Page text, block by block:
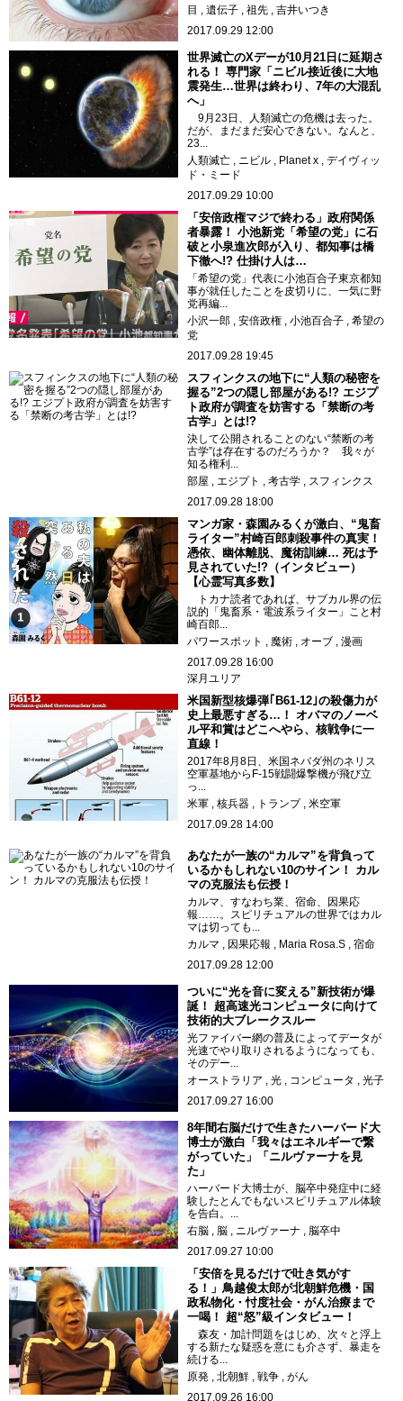
目
遺伝子 祖先
吉井いつき
2017.09.29 12:00
世界滅亡のXデーが10月21日に延期さ
れる！ 専門家「ニビル接近後に大地
震発生…世界は終わり、7年の大混乱
へ」
9月23日、人類滅亡の危機は去った。
だが、まだまだ安心できない。なんと、
23...
人類滅亡
ニビル Planet x
デイヴィッ
ド・ミード
2017.09.29 10:00
「安倍政権マジで終わる」政府関係
者暴露！ 小池新党「希望の党」に石
破と小泉進次郎が入り、都知事は橋
下徹へ!? 仕掛け人は…
「希望の党」代表に小池百合子東京都知
事が就任したことを皮切りに、一気に野
党再編...
小沢一郎
安倍政権 小池百合子
希望の
党
2017.09.28 19:45
スフィンクスの地下に“人類の秘密を
握る”2つの隠し部屋がある!? エジプ
ト政府が調査を妨害する「禁断の考
古学」とは!?
決して公開されることのない“禁断の考
古学”は存在するのだろうか？ 我々が
知る権利...
部屋
エジプト 考古学
スフィンクス
2017.09.28 18:00
マンガ家・森園みるくが激白、“鬼畜
ライター”村崎百郎刺殺事件の真実！
憑依、幽体離脱、魔術訓練… 死は予
見されていた!?（インタビュー）
【心霊写真多数】
トカナ読者であれば、サブカル界の伝
説的「鬼畜系・電波系ライター」こと村
崎百郎...
パワースポット
魔術 オーブ
漫画
2017.09.28 16:00
深月ユリア
米国新型核爆弾｢B61-12｣の殺傷力が
史上最悪すぎる…！ オバマのノーベ
ル平和賞はどこへやら、核戦争に一
直線！
2017年8月8日、米国ネバダ州のネリス
空軍基地からF-15戦闘爆撃機が飛び立
っ...
米軍
核兵器 トランプ
米空軍
2017.09.28 14:00
あなたが一族の“カルマ”を背負って
いるかもしれない10のサイン！ カル
マの克服法も伝授！
カルマ、すなわち業、宿命、因果応
報……。スピリチュアルの世界ではカル
マは切っても...
カルマ
因果応報 Maria Rosa.S
宿命
2017.09.28 12:00
ついに“光を音に変える”新技術が爆
誕！ 超高速光コンピュータに向けて
技術的大ブレークスルー
光ファイバー網の普及によってデータが
光速でやり取りされるようになっても、
そのデー...
オーストラリア
光 コンピュータ
光子
2017.09.27 16:00
8年間右脳だけで生きたハーバード大
博士が激白「我々はエネルギーで繋
がっていた」「ニルヴァーナを見
た」
ハーバード大博士が、脳卒中発症中に経
験したとんでもないスピリチュアル体験
を告白。...
右脳
脳 ニルヴァーナ
脳卒中
2017.09.27 10:00
「安倍を見るだけで吐き気がす
る！」鳥越俊太郎が北朝鮮危機・国
政私物化・忖度社会・がん治療まで
一喝！ 超“怒”級インタビュー！
森友・加計問題をはじめ、次々と浮上
する新たな疑惑を意にも介さず、暴走を
続ける...
原発
北朝鮮 戦争
がん
2017.09.26 16:00